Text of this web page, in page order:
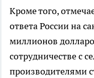
Кроме того,
ответа России на
миллионов
сотрудничестве с
производителями